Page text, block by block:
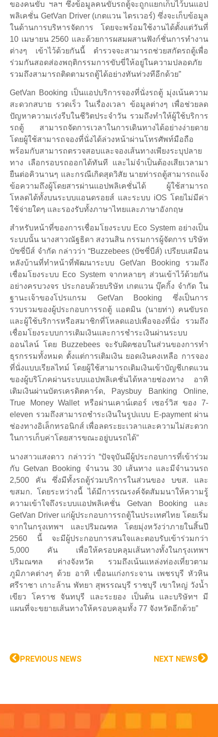
ของคนขับ ฯลฯ ซึ่งข้อมูลคนขับรถตู้จะถูกแยกเก็บไว้บนแอป
พลิเคชั่น GetVan Driver (เกตแวน ไดรเวอร์) ซึ่งจะเก็บข้อมูล
ในด้านการบริหารจัดการ โดยจะพร้อมใช้งานได้ตั้งแต่วันที่
10 เมษายน 2560 และด้วยการผสมผสานฟังก์ชั่นการทำงาน
ต่างๆ เข้าไว้ด้วยกันนี้ ตำรวจจะสามารถช่วยสกัดรถตู้เพื่อ
ร่วมกันสอดส่องพฤติกรรมการขับขี่ให้อยู่ในความปลอดภัย
รวมถึงสามารถติดตามรถตู้ได้อย่างทันท่วงทีอีกด้วย”
GetVan Booking เป็นแอปบริการจองที่นั่งรถตู้ มุ่งเน้นความ
สะดวกสบาย รวดเร็ว ในเรื่องเวลา ข้อมูลต่างๆ เพื่อช่วยลด
ปัญหาความเร่งรีบในชีวิตประจำวัน รวมถึงทำให้ผู้ใช้บริการ
รถตู้ สามารถจัดการเวลาในการเดินทางได้อย่างง่ายดาย
โดยผู้ใช้สามารถจองที่นั่งได้ล่วงหน้าผ่านโทรศัพท์มือถือ
พร้อมกับสามารถตรวจสอบและจองเส้นทางเพียงระบุปลาย
ทาง เลือกรอบรถออกได้ทันที และไม่จำเป็นต้องเสียเวลามา
ยืนต่อคิวนานๆ และกรณีเกิดสุดวิสัย นายท่ารถตู้สามารถแจ้ง
ข้อความถึงผู้โดยสารผ่านแอปพลิเคชั่นได้ ผู้ใช้สามารถ
โหลดได้ทั้งบนระบบแอนดรอยส์ และระบบ iOS โดยไม่มีค่า
ใช้จ่ายใดๆ และรองรับทั้งภาษาไทยและภาษาอังกฤษ
สำหรับหน้าที่ของการเชื่อมโยงระบบ Eco System อย่างเป็น
ระบบนั้น นางสาวณัฐธิดา สงวนสิน กรรมการผู้จัดการ บริษัท
บัซซี่บีส์ จำกัด กล่าวว่า “Buzzebees (บัซซี่บีส์) เปรียบเสมือน
หลังบ้านที่ทำหน้าที่พัฒนาระบบ GetVan Booking รวมถึง
เชื่อมโยงระบบ Eco System จากหลายๆ ส่วนเข้าไว้ด้วยกัน
อย่างครบวงจร ประกอบด้วยบริษัท เกตแวน บุ๊คกิ้ง จำกัด ใน
ฐานะเจ้าของโปรแกรม GetVan Booking ซึ่งเป็นการ
รวบรวมของผู้ประกอบการรถตู้ แอดมิน (นายท่า) คนขับรถ
และผู้ใช้บริการหรือสมาชิกที่โหลดแอปเพื่อจองที่นั่ง รวมถึง
เชื่อมโยงระบบการเติมเงินและการชำระเงินผ่านระบบ
ออนไลน์ โดย Buzzebees จะรับผิดชอบในส่วนของการทำ
ธุรกรรมทั้งหมด ตั้งแต่การเติมเงิน ยอดเงินคงเหลือ การจอง
ที่นั่งแบบเรียลไทม์ โดยผู้ใช้สามารถเติมเงินเข้าบัญชีเกตแวน
ของผู้บริโภคผ่านระบบแอปพลิเคชั่นได้หลายช่องทาง อาทิ
เติมเงินผ่านบัตรเครดิตคาร์ด, Paysbuy Banking Online,
True Money Wallet หรือผ่านเคาน์เตอร์ เซอร์วิส ของ 7-
eleven รวมถึงสามารถชำระเงินในรูปแบบ E-payment ผ่าน
ช่องทางอิเล็กทรอนิกส์ เพื่อลดระยะเวลาและความไม่สะดวก
ในการเก็บค่าโดยสารขณะอยู่บนรถได้”
นางสาวแสงดาว กล่าวว่า “ปัจจุบันมีผู้ประกอบการที่เข้าร่วม
กับ Getvan Booking จำนวน 30 เส้นทาง และมีจำนวนรถ
2,500 คัน ซึ่งมีทั้งรถตู้ร่วมบริการในส่วนของ บขส. และ
ขสมก. โดยระหว่างนี้ ได้มีการรณรงค์จัดสัมมนาให้ความรู้
ความเข้าใจถึงระบบแอปพลิเคชั่น Getvan Booking และ
GetVan Driver แก่ผู้ประกอบการรถตู้ในประเทศไทย โดยเริ่ม
จากในกรุงเทพฯ และปริมณฑล โดยมุ่งหวังว่าภายในสิ้นปี
2560 นี้ จะมีผู้ประกอบการสนใจและตอบรับเข้าร่วมกว่า
5,000 คัน เพื่อให้ครอบคลุมเส้นทางทั้งในกรุงเทพฯ
ปริมณฑล ต่างจังหวัด รวมถึงเน้นแหล่งท่องเที่ยวตาม
ภูมิภาคต่างๆ ด้วย อาทิ เขื่อนแก่งกระจาน เพชรบุรี หัวหิน
ศรีราชา เกาะล้าน พัทยา สุพรรณบุรี ราชบุรี เขาใหญ่ วังน้ำ
เขียว โคราช จันทบุรี และระยอง เป็นต้น และบริษัทฯ มี
แผนที่จะขยายเส้นทางให้ครอบคลุมทั้ง 77 จังหวัดอีกด้วย”
PREVIOUS NEWS NEXT NEWS